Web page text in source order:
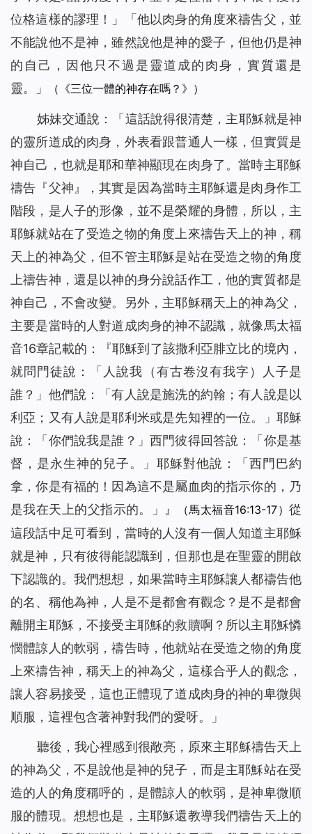
位格這樣的謬理！」「他以肉身的角度來禱告父，並
不能說他不是神，雖然說他是神的愛子，但他仍是神
的自己，因他只不過是靈道成的肉身，實質還是
靈。
」 （《三位一體的神存在嗎？》）
姊妹交通說：「這話說得很清楚，主耶穌就是神
的靈所道成的肉身，外表看跟普通人一樣，但實質是
神自己，也就是耶和華神顯現在肉身了。當時主耶穌
禱告『父神』，其實是因為當時主耶穌還是肉身作工
階段，是人子的形像，並不是榮耀的身體，所以，主
耶穌就站在了受造之物的角度上來禱告天上的神，稱
天上的神為父，但不管主耶穌是站在受造之物的角度
上禱告神，還是以神的身分說話作工，他的實質都是
神自己，不會改變。另外，主耶穌稱天上的神為父，
主要是當時的人對道成肉身的神不認識，就像馬太福
音16章記載的：『耶穌到了該撒利亞腓立比的境內，
就問門徒說：「 人說我 （有古卷沒有我字）
人子是
誰？ 」他們說：「有人說是施洗的約翰；有人說是以
利亞；又有人說是耶利米或是先知裡的一位。」耶穌
說：「 你們說我是誰？ 」西門彼得回答說：「你是基
督，是永生神的兒子。」耶穌對他說：「 西門巴約
拿，你是有福的！因為這不是屬血肉的指示你的，乃
是我在天上的父指示的。
」』 （馬太福音16:13-17）從
這段話中足可看到，當時的人沒有一個人知道主耶穌
就是神，只有彼得能認識到，但那也是在聖靈的開啟
下認識的。我們想想，如果當時主耶穌讓人都禱告他
的名、稱他為神，人是不是都會有觀念？是不是都會
離開主耶穌，不接受主耶穌的救贖啊？所以主耶穌憐
憫體諒人的軟弱，禱告時，他就站在受造之物的角度
上來禱告神，稱天上的神為父，這樣合乎人的觀念，
讓人容易接受，這也正體現了道成肉身的神的卑微與
順服，這裡包含著神對我們的愛呀。」
聽後，我心裡感到很敞亮，原來主耶穌禱告天上
的神為父，不是說他是神的兒子，而是主耶穌站在受
造的人的角度稱呼的，是體諒人的軟弱，是神卑微順
服的體現。想想也是，主耶穌還教導我們禱告天上的